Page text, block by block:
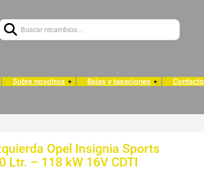
Sobre nosotros Bajas y tasaciones Contacto
Opel Insignia Sports
Ltr. – 118 kW 16V CDTI